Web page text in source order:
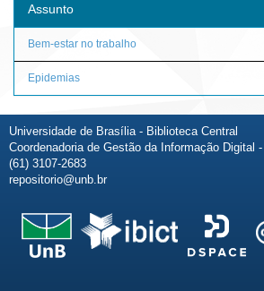
Assunto
Bem-estar no trabalho
Epidemias
Universidade de Brasília - Biblioteca Central
Coordenadoria de Gestão da Informação Digital
(61) 3107-2683
repositorio@unb.br